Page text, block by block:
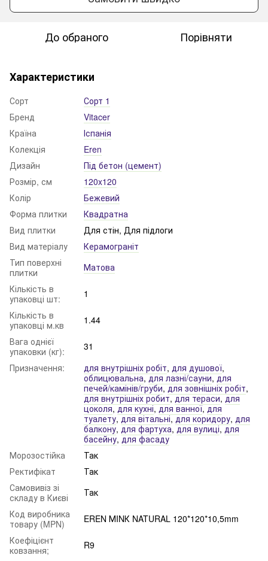
До обраного Порівняти
Характеристики
Сорт
Сорт 1
Бренд
Vitacer
Країна
Іспанія
Колекція
Eren
Дизайн
Під бетон (цемент)
Розмір, см
120x120
Колір
Бежевий
Форма плитки
Квадратна
Вид плитки
Для стін, Для підлоги
Вид матеріалу
Керамограніт
Тип поверхні
плитки
Матова
Кількість в
упаковці шт:
1
Кількість в
упаковці м.кв
1.44
Вага однієї
упаковки (кг):
31
Призначення:
для внутрішніх робіт, для душової,
облицювальна,для лазні/сауни,для
печей/камінів/груби,для зовнішніх робіт,
для внутрішніх робит,для тераси,для
цоколя,для кухні,для ванної,для
туалету,для вітальні,для коридору, для
балкону, для фартуха,для вулиці,для
басейну,для фасаду
Морозостійка
Так
Ректифікат
Так
Самовивіз зі
складу в Києві
Так
Код виробника
товару (MPN)
EREN МINК NATURAL 120*120*10,5mm
Коефіцієнт
ковзання;
R9